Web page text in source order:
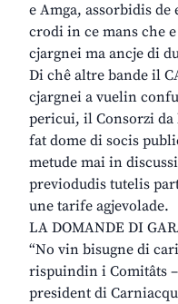
e Amga, assorbidis
crodi in ce mans che
cjargnei ma ancje di
Di chê altre bande il
cjargnei a vuelin
pericui, il Consorzi da
fat dome di socis
metude mai in
previodudis tutelis
une tarife agjevolade.
LA DOMANDE DI
“No vin bisugne di
rispuindin i Comitâts
president di